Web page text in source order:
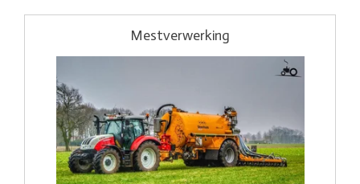
Mestverwerking